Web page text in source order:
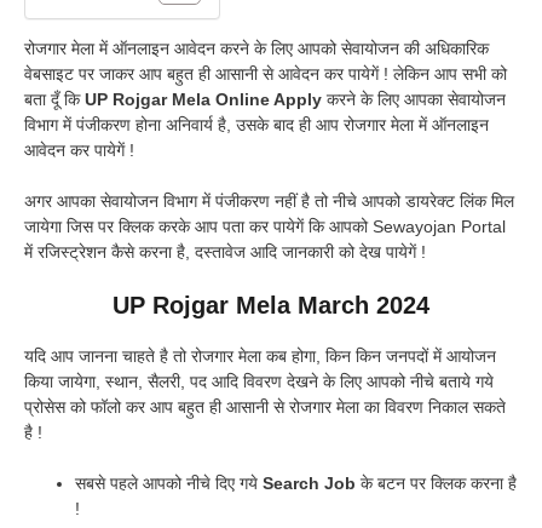
रोजगार मेला में ऑनलाइन आवेदन करने के लिए आपको सेवायोजन की अधिकारिक
वेबसाइट पर जाकर आप बहुत ही आसानी से आवेदन कर पायेगें ! लेकिन आप सभी को
बता दूँ किUP Rojgar Mela Online Apply करने के लिए आपका सेवायोजन
विभाग में पंजीकरण होना अनिवार्य है, उसके बाद ही आप रोजगार मेला में ऑनलाइन
आवेदन कर पायेगें !
अगर आपका सेवायोजन विभाग में पंजीकरण नहीं है तो नीचे आपको डायरेक्ट लिंक मिल
जायेगा जिस पर क्लिक करके आप पता कर पायेगें कि आपको Sewayojan Portal
में रजिस्ट्रेशन कैसे करना है, दस्तावेज आदि जानकारी को देख पायेगें !
UP Rojgar Mela March 2024
यदि आप जानना चाहते है तो रोजगार मेला कब होगा, किन किन जनपदों में आयोजन
किया जायेगा, स्थान, सैलरी, पद आदि विवरण देखने के लिए आपको नीचे बताये गये
प्रोसेस को फॉलो कर आप बहुत ही आसानी से रोजगार मेला का विवरण निकाल सकते
है !
सबसे पहले आपको नीचे दिए गये Search Job के बटन पर क्लिक करना है
!